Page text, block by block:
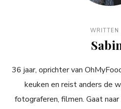
WRITTEN
36 jaar, oprichter van
keuken en reist anders de
fotograferen, filmen. Gaat